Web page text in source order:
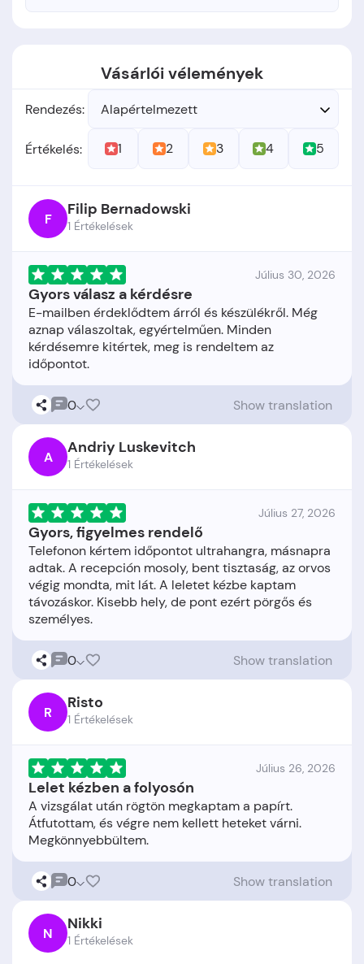
Vásárlói vélemények
Rendezés: Alapértelmezett
Értékelés: 1 2 3 4 5
F Filip Bernadowski
1 Értékelések
Július 30, 2026
Gyors válasz a kérdésre
E-mailben érdeklődtem árról és készülékről. Még
aznap válaszoltak, egyértelműen. Minden
kérdésemre kitértek, meg is rendeltem az
0 Show translation
A Andriy Luskevitch
1 Értékelések
Július 27, 2026
Gyors, figyelmes rendelő
Telefonon kértem időpontot ultrahangra, másnapra
adtak. A recepción mosoly, bent tisztaság, az orvos
végig mondta, mit lát. A leletet kézbe kaptam
távozáskor. Kisebb hely, de pont ezért pörgős és
0 Show translation
R Risto
1 Értékelések
Július 26, 2026
Lelet kézben a folyosón
A vizsgálat után rögtön megkaptam a papírt.
Átfutottam, és végre nem kellett heteket várni.
0 Show translation
N Nikki
1 Értékelések